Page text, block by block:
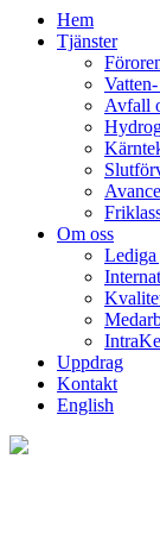
Hem
Tjänster
Avfall
Om oss
Uppdrag
Kontakt
English